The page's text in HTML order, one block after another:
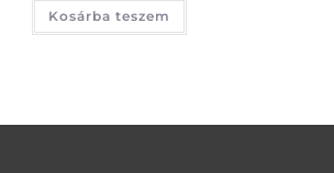
Kosárba teszem